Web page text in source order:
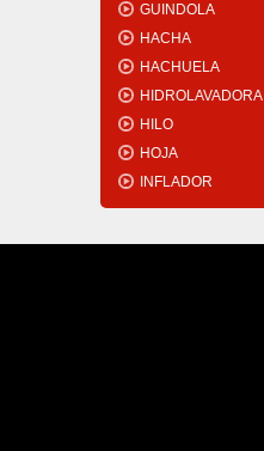
GUINDOLA
HACHA
HACHUELA
HIDROLAVADORA
HILO
HOJA
INFLADOR
INGLETADORA